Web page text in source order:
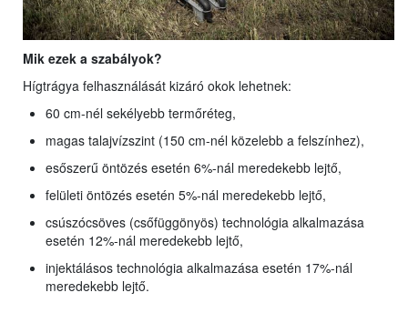
Mik ezek a szabályok?
Hígtrágya felhasználását kizáró okok lehetnek:
60 cm-nél sekélyebb termőréteg,
magas talajvízszint (150 cm-nél közelebb a felszínhez),
esőszerű öntözés esetén 6%-nál meredekebb lejtő,
felületi öntözés esetén 5%-nál meredekebb lejtő,
csúszócsöves (csőfüggönyös) technológia alkalmazása
esetén 12%-nál meredekebb lejtő,
injektálásos technológia alkalmazása esetén 17%-nál
meredekebb lejtő.